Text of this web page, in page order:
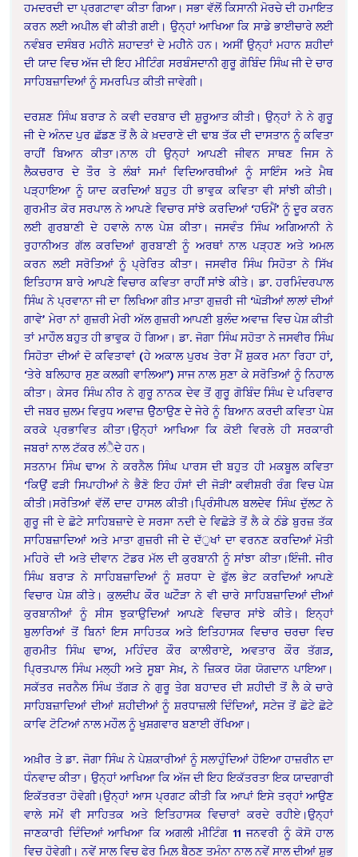
ਹਮਦਰਦੀ ਦਾ ਪ੍ਰਗਟਾਵਾ ਕੀਤਾ ਗਿਆ। ਸਭਾ ਵੱਲੋਂ ਕਿਸਾਨੀ ਮੋਰਚੇ ਦੀ ਹਮਾਇਤ
ਕਰਨ ਲਈ ਅਪੀਲ ਵੀ ਕੀਤੀ ਗਈ। ਉਨ੍ਹਾਂ ਆਖਿਆ ਕਿ ਸਾਡੇ ਭਾਈਚਾਰੇ ਲਈ
ਨਵੰਬਰ ਦਸੰਬਰ ਮਹੀਨੇ ਸ਼ਹਾਦਤਾਂ ਦੇ ਮਹੀੇਨੇ ਹਨ। ਅਸੀਂ ਉਨ੍ਹਾਂ ਮਹਾਨ ਸ਼ਹੀਦਾਂ
ਦੀ ਯਾਦ ਵਿਚ ਅੱਜ ਦੀ ਇਹ ਮੀਟਿੰਗ ਸਰਬੰਸਦਾਨੀ ਗੁਰੂ ਗੋਬਿੰਦ ਸਿੰਘ ਜੀ ਦੇ ਚਾਰ
ਸਾਹਿਬਜ਼ਾਦਿਆਂ ਨੂੰ ਸਮਰਪਿਤ ਕੀਤੀ ਜਾਵੇਗੀ।
ਦਰਸ਼ਣ ਸਿੰਘ ਬਰਾੜ ਨੇ ਕਵੀ ਦਰਬਾਰ ਦੀ ਸ਼ੁਰੂਆਤ ਕੀਤੀ। ਉਨ੍ਹਾਂ ਨੇ ਨੇ ਗੁਰੂ
ਜੀ ਦੇ ਅੰਨਦ ਪੁਰ ਛੱਡਣ ਤੋਂ ਲੈ ਕੇ ਖ਼ਦਰਾਣੇ ਦੀ ਢਾਬ ਤੱਕ ਦੀ ਦਾਸਤਾਨ ਨੂੰ ਕਵਿਤਾ
ਰਾਹੀਂ ਬਿਆਨ ਕੀਤਾ।ਨਾਲ ਹੀ ਉਨ੍ਹਾਂ ਆਪਣੀ ਜੀਵਨ ਸਾਥਣ ਜਿਸ ਨੇ
ਲੈਕਚਰਾਰ ਦੇ ਤੌਰ ਤੇ ਲੰਬਾਂ ਸਮਾਂ ਵਿਦਿਆਰਥੀਆਂ ਨੂੰ ਸਾਇੰਸ ਅਤੇ ਮੈਥ
ਪੜ੍ਹਾਇਆ ਨੂੰ ਯਾਦ ਕਰਦਿਆਂ ਬਹੁਤ ਹੀ ਭਾਵੁਕ ਕਵਿਤਾ ਵੀ ਸਾਂਝੀ ਕੀਤੀ।
ਗੁਰਮੀਤ ਕੋਰ ਸਰਪਾਲ ਨੇ ਆਪਣੇ ਵਿਚਾਰ ਸਾਂਝੇ ਕਰਦਿਆਂ ‘ਹਓਮੈਂ’ ਨੂੰ ਦੂਰ ਕਰਨ
ਲਈ ਗੁਰਬਾਣੀ ਦੇ ਹਵਾਲੇ ਨਾਲ ਪੇਸ਼ ਕੀਤਾ। ਜਸਵੰਤ ਸਿੰਘ ਅਗਿਆਨੀ ਨੇ
ਰੁਹਾਨੀਅਤ ਗੱਲ ਕਰਦਿਆਂ ਗੁਰਬਾਣੀ ਨੂੰ ਅਰਥਾਂ ਨਾਲ ਪੜ੍ਹਣ ਅਤੇ ਅਮਲ
ਕਰਨ ਲਈ ਸਰੋਤਿਆਂ ਨੂੰ ਪ੍ਰੇਰਿਤ ਕੀਤਾ। ਜਸਵੀਰ ਸਿੰਘ ਸਿਹੋਤਾ ਨੇ ਸਿੱਖ
ਇਤਿਹਾਸ ਬਾਰੇ ਆਪਣੇ ਵਿਚਾਰ ਕਵਿਤਾ ਰਾਹੀਂ ਸਾਂਝੇ ਕੀਤੇ। ਡਾ. ਹਰਮਿੰਦਰਪਾਲ
ਸਿੰਘ ਨੇ ਪ੍ਰਵਾਨਾ ਜੀ ਦਾ ਲਿਖਿਆ ਗੀਤ ਮਾਤਾ ਗੁਜ਼ਰੀ ਜੀ ‘ਘੋੜੀਆਂ ਲਾਲਾਂ ਦੀਆਂ
ਗਾਵੇ’ ਮੇਰਾ ਨਾਂ ਗੁਜ਼ਰੀ ਮੇਰੀ ਅੱਲ ਗੁਜ਼ਰੀ ਆਪਣੀ ਬੁਲੰਦ ਅਵਾਜ਼ ਵਿਚ ਪੇਸ਼ ਕੀਤੀ
ਤਾਂ ਮਾਹੌਲ ਬਹੁਤ ਹੀ ਭਾਵੁਕ ਹੋ ਗਿਆ। ਡਾ. ਜੋਗਾ ਸਿੰਘ ਸਹੋਤਾ ਨੇ ਜਸਵੀਰ ਸਿੰਘ
ਸਿਹੋਤਾ ਦੀਆਂ ਦੋ ਕਵਿਤਾਵਾਂ (ਹੇ ਅਕਾਲ ਪੁਰਖ ਤੇਰਾ ਮੈਂ ਸ਼ੁਕਰ ਮਨਾ ਰਿਹਾ ਹਾਂ,
‘ਤੇਰੇ ਬਲਿਹਾਰ ਸੁਣ ਕਲਗੀ ਵਾਲਿਆ’) ਸਾਜ ਨਾਲ ਸੁਣਾ ਕੇ ਸਰੋਤਿਆਂ ਨੂੰ ਨਿਹਾਲ
ਕੀਤਾ। ਕੇਸਰ ਸਿੰਘ ਨੀਰ ਨੇ ਗੁਰੂ ਨਾਨਕ ਦੇਵ ਤੋਂ ਗੁਰੂ ਗੋਬਿੰਦ ਸਿੰਘ ਦੇ ਪਰਿਵਾਰ
ਦੀ ਜਬਰ ਜ਼ੁਲਮ ਵਿਰੁਧ ਅਵਾਜ਼ ੳੇੁਠਾਉਣ ਦੇ ਜੇਰੇ ਨੂੰ ਬਿਆਨ ਕਰਦੀ ਕਵਿਤਾ ਪੇਸ਼
ਕਰਕੇ ਪ੍ਰਭਾਵਿਤ ਕੀਤਾ।ਉਨ੍ਹਾਂ ਆਖਿਆ ਕਿ ਕੋਈ ਵਿਰਲੇ ਹੀ ਸਰਕਾਰੀ
ਜਬਰਾਂ ਨਾਲ ਟੱਕਰ ਲਂੈਦੇ ਹਨ।
ਸਤਨਾਮ ਸਿੰਘ ਢਾਅ ਨੇ ਕਰਨੈਲ ਸਿੰਘ ਪਾਰਸ ਦੀ ਬਹੁਤ ਹੀ ਮਕਬੂਲ ਕਵਿਤਾ
‘ਕਿਉਂ ਫੜੀ ਸਿਪਾਹੀਆਂ ਨੇ ਭੈਣੋ ਇਹ ਹੰਸਾਂ ਦੀ ਜੋੜੀ’ ਕਵੀਸ਼ਰੀ ਰੰਗ ਵਿਚ ਪੇਸ਼
ਕੀਤੀ।ਸਰੋਤਿਆਂ ਵੱਲੋਂ ਦਾਦ ਹਾਸਲ ਕੀਤੀ।ਪ੍ਰਿੰਸੀਪਲ ਬਲਦੇਵ ਸਿੰਘ ਦੁੱਲਟ ਨੇ
ਗੁਰੂ ਜੀ ਦੇ ਛੋਟੇ ਸਾਹਿਬਜ਼ਾਦੇ ਦੇ ਸਰਸਾ ਨਦੀ ਦੇ ਵਿਛੋੜੇ ਤੋਂ ਲੈ ਕੇ ਠੰਡੇ ਬੁਰਜ਼ ਤੱਕ
ਸਾਹਿਬਜ਼ਾਦਿਆਂ ਅਤੇ ਮਾਤਾ ਗੁਜ਼ਰੀ ਜੀ ਦੇ ਦੱੁਖਾਂ ਦਾ ਵਰਨਣ ਕਰਦਿਆਂ ਮੋਤੀ
ਮਹਿਰੇ ਦੀ ਅਤੇ ਦੀਵਾਨ ਟੋਡਰ ਮੱਲ ਦੀ ਕੁਰਬਾਨੀ ਨੂੰ ਸਾਂਝਾ ਕੀਤਾ।ਇੰਜੀ. ਜੀਰ
ਸਿੰਘ ਬਰਾੜ ਨੇ ਸਾਹਿਬਜ਼ਾਦਿਆਂ ਨੂੰ ਸ਼ਰਧਾ ਦੇ ਫੁੱਲ ਭੇਟ ਕਰਦਿਆਂ ਆਪਣੇ
ਵਿਚਾਰ ਪੇਸ਼ ਕੀਤੇ। ਕੁਲਦੀਪ ਕੌਰ ਘਟੌੜਾ ਨੇ ਵੀ ਚਾਰੇ ਸਾਹਿਬਜ਼ਾਦਿਆਂ ਦੀਆਂ
ਕੁਰਬਾਨੀਆਂ ਨੂੰ ਸੀਸ ਝੁਕਾਉਦਿਆਂ ਆਪਣੇ ਵਿਚਾਰ ਸਾਂਝੇ ਕੀਤੇ। ਇਨ੍ਹਾਂ
ਬੁਲਾਰਿਆਂ ਤੋਂ ਬਿਨਾਂ ਇਸ ਸਾਹਿਤਕ ਅਤੇ ਇਤਿਹਾਸਕ ਵਿਚਾਰ ਚਰਚਾ ਵਿਚ
ਗੁਰਮੀਤ ਸਿੰਘ ਢਾਅ, ਮਹਿੰਦਰ ਕੌਰ ਕਾਲੀਰਾਏ, ਅਵਤਾਰ ਕੌਰ ਤੱਗੜ,
ਪ੍ਰਿਤਪਾਲ ਸਿੰਘ ਮਲ੍ਹੀ ਅਤੇ ਸੂਬਾ ਸੇਖ਼, ਨੇ ਜ਼ਿਕਰ ਯੋਗ ਯੋਗਦਾਨ ਪਾਇਆ।
ਸਕੱਤਰ ਜਰਨੈਲ ਸਿੰਘ ਤੱਗੜ ਨੇ ਗੁਰੂ ਤੇਗ ਬਹਾਦਰ ਦੀ ਸ਼ਹੀਦੀ ਤੋਂ ਲੈ ਕੇ ਚਾਰੇ
ਸਾਹਿਬਜ਼ਾਦਿਆਂ ਦੀਆਂ ਸ਼ਹੀਦੀਆਂ ਨੂੰ ਸ਼ਰਧਾਜ਼ਲੀ ਦਿੰਦਿਆਂ, ਸਟੇਜ ਤੋਂ ਛੋਟੇ ਛੋਟੇ
ਕਾਵਿ ਟੋਟਿਆਂ ਨਾਲ ਮਹੌਲ ਨੂੰ ਖੁਸ਼ਗਵਾਰ ਬਣਾਈ ਰੱਖਿਆ।
ਅਖ਼ੀਰ ਤੇ ਡਾ. ਜੋਗਾ ਸਿੰਘ ਨੇ ਪੇਸ਼ਕਾਰੀਆਂ ਨੂੰ ਸਲਾਹੁੰਦਿਆਂ ਹੋਇਆ ਹਾਜ਼ਰੀਨ ਦਾ
ਧੰਨਵਾਦ ਕੀਤਾ। ਉਨ੍ਹਾਂ ਆਖਿਆ ਕਿ ਅੱਜ ਦੀ ਇਹ ਇਕੱਤਰਤਾ ਇਕ ਯਾਦਗਾਰੀ
ਇਕੱਤਰਤਾ ਹੋਵੇਗੀ।ਉਨ੍ਹਾਂ ਆਸ ਪ੍ਰਗਟ ਕੀਤੀ ਕਿ ਆਪਾਂ ਇਸੇ ਤਰ੍ਹਾਂ ਆਉਣ
ਵਾਲੇ ਸਮੇਂ ਵੀ ਸਾਹਿਤਕ ਅਤੇ ਇਤਿਹਾਸਕ ਵਿਚਾਰਾਂ ਕਰਦੇ ਰਹੀਏ।ਉਨ੍ਹਾਂ
ਜਾਣਕਾਰੀ ਦਿੰਦਿਆਂ ਆਖਿਆ ਕਿ ਅਗਲੀ ਮੀਟਿੰਗ 11 ਜਨਵਰੀ ਨੂੰ ਕੋਸੋ ਹਾਲ
ਵਿਚ ਹੋਵੇਗੀ। ਨਵੇਂ ਸਾਲ ਵਿਚ ਫੇਰ ਮਿਲ਼ ਬੈਠਣ ਤਮੰਨਾ ਨਾਲ ਨਵੇਂ ਸਾਲ ਦੀਆਂ ਸ਼ੁਭ